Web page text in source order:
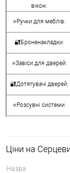
вікон:
⭐Ручки для меблів:
🔐Броненакладки:
⭐Завіси для дверей:
🔐Дотягувачі дверей:
⭐Розсувні системи:
⭐Сейфи:
🔐Домофони:
Ціни на
Назва